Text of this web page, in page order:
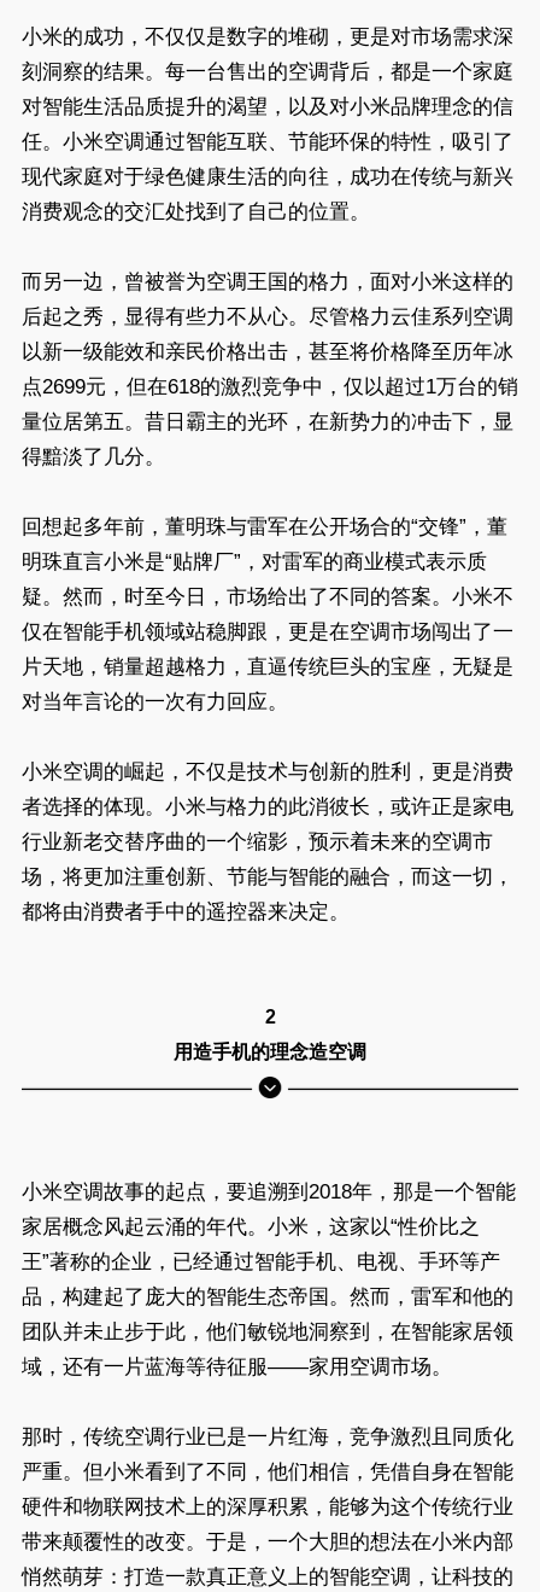
小米的成功，不仅仅是数字的堆砌，更是对市场需求深
刻洞察的结果。每一台售出的空调背后，都是一个家庭
对智能生活品质提升的渴望，以及对小米品牌理念的信
任。小米空调通过智能互联、节能环保的特性，吸引了
现代家庭对于绿色健康生活的向往，成功在传统与新兴
消费观念的交汇处找到了自己的位置。
而另一边，曾被誉为空调王国的格力，面对小米这样的
后起之秀，显得有些力不从心。尽管格力云佳系列空调
以新一级能效和亲民价格出击，甚至将价格降至历年冰
点2699元，但在618的激烈竞争中，仅以超过1万台的销
量位居第五。昔日霸主的光环，在新势力的冲击下，显
得黯淡了几分。
回想起多年前，董明珠与雷军在公开场合的“交锋”，董
明珠直言小米是“贴牌厂”，对雷军的商业模式表示质
疑。然而，时至今日，市场给出了不同的答案。小米不
仅在智能手机领域站稳脚跟，更是在空调市场闯出了一
片天地，销量超越格力，直逼传统巨头的宝座，无疑是
对当年言论的一次有力回应。
小米空调的崛起，不仅是技术与创新的胜利，更是消费
者选择的体现。小米与格力的此消彼长，或许正是家电
行业新老交替序曲的一个缩影，预示着未来的空调市
场，将更加注重创新、节能与智能的融合，而这一切，
都将由消费者手中的遥控器来决定。
2
用造手机的理念造空调
小米空调故事的起点，要追溯到2018年，那是一个智能
家居概念风起云涌的年代。小米，这家以“性价比之
王”著称的企业，已经通过智能手机、电视、手环等产
品，构建起了庞大的智能生态帝国。然而，雷军和他的
团队并未止步于此，他们敏锐地洞察到，在智能家居领
域，还有一片蓝海等待征服——家用空调市场。
那时，传统空调行业已是一片红海，竞争激烈且同质化
严重。但小米看到了不同，他们相信，凭借自身在智能
硬件和物联网技术上的深厚积累，能够为这个传统行业
带来颠覆性的改变。于是，一个大胆的想法在小米内部
悄然萌芽：打造一款真正意义上的智能空调，让科技的